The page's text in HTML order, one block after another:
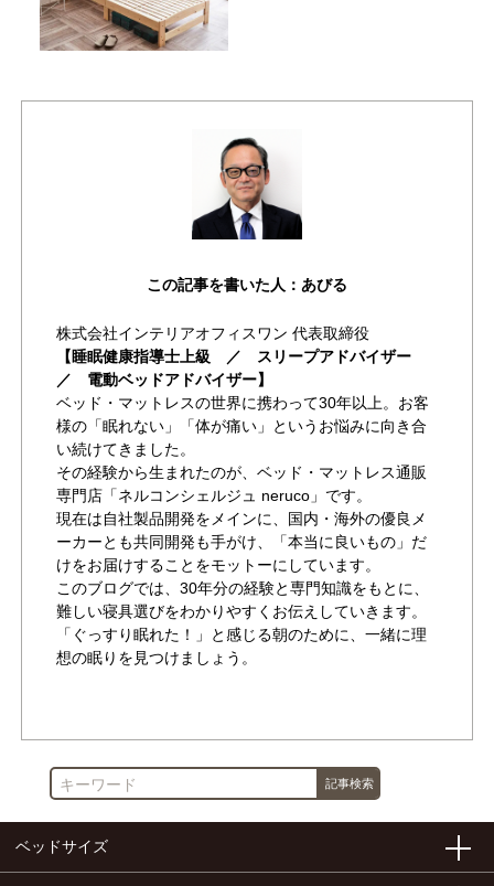
この記事を書いた人：あびる
株式会社インテリアオフィスワン 代表取締役
【睡眠健康指導士上級 ／ スリープアドバイザー
／ 電動ベッドアドバイザー】
ベッド・マットレスの世界に携わって30年以上。お客
様の「眠れない」「体が痛い」というお悩みに向き合
い続けてきました。
その経験から生まれたのが、ベッド・マットレス通販
専門店「ネルコンシェルジュ neruco」です。
現在は自社製品開発をメインに、国内・海外の優良メ
ーカーとも共同開発も手がけ、「本当に良いもの」だ
けをお届けすることをモットーにしています。
このブログでは、30年分の経験と専門知識をもとに、
難しい寝具選びをわかりやすくお伝えしていきます。
「ぐっすり眠れた！」と感じる朝のために、一緒に理
想の眠りを見つけましょう。
ベッドサイズ